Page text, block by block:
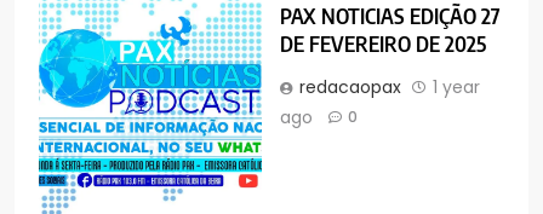
PAX NOTICIAS EDIÇÃO 27
DE FEVEREIRO DE 2025
redacaopax
1 year
ago
0